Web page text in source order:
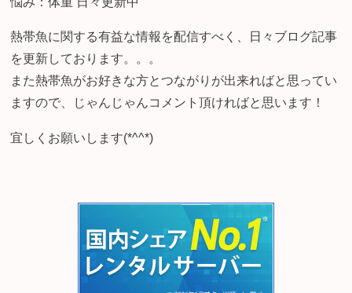
熱帯魚に関する有益な情報を配信すべく、日々ブログ記事
を更新しております。。。
また熱帯魚がお好きな方とつながりが出来ればと思ってい
ますので、じゃんじゃんコメント頂ければと思います！
宜しくお願いします(*^^*)